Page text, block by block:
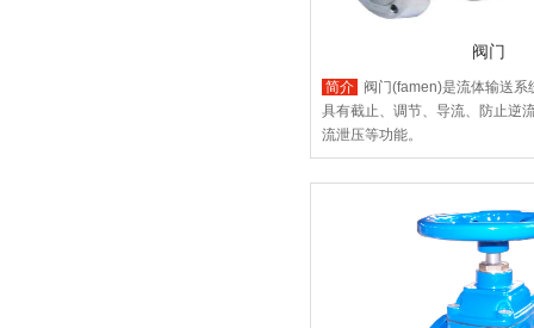
阀门
简介
阀门(famen)是流体输送系
具有截止、调节、导流、防止逆
流泄压等功能。